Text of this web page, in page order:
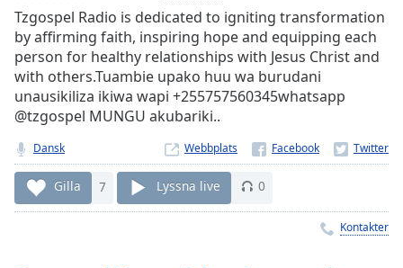
0.00%
Stream
TypeLIVE
Seek to
live,
currently
behind
Remaining
Time-
Tzgospel Radio is dedicated to igniting transformation
by affirming faith, inspiring hope and equipping each
person for healthy relationships with Jesus Christ and
with others.Tuambie upako huu wa burudani
unausikiliza ikiwa wapi +255757560345whatsapp
@tzgospel MUNGU akubariki..
Dansk Webbplats
Gilla 7 Lyssna live 0
Kontakter